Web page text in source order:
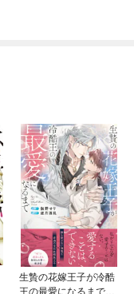
生贄の花嫁王子が冷酷
王の最愛になるまで